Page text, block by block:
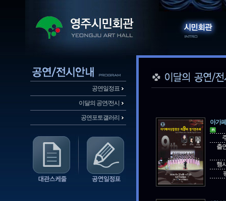
공연일정표
이달의 공연/전시
공연포토갤러리
아가
출
행